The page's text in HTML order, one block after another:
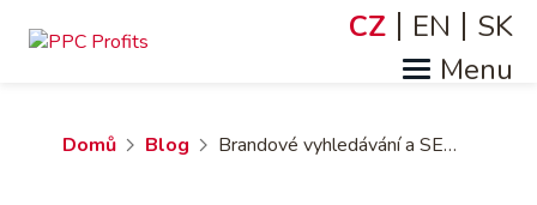
Jazyky
CZ EN SK
Drobečková
Domů Blog Brandové vyhledávání a SEO: Vše, co potřebujete vědět